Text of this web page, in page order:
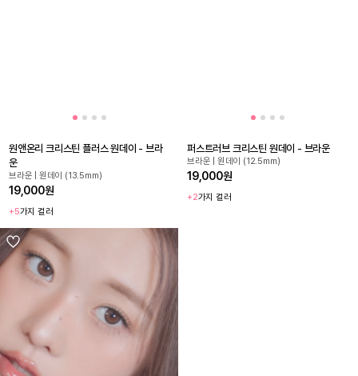
원앤온리 크리스틴 플러스 원데이 - 브라
운
브라운 | 원데이 (13.5mm)
19,000원
+5가지 컬러
퍼스트러브 크리스틴 원데이 - 브라운
브라운 | 원데이 (12.5mm)
19,000원
+2가지 컬러